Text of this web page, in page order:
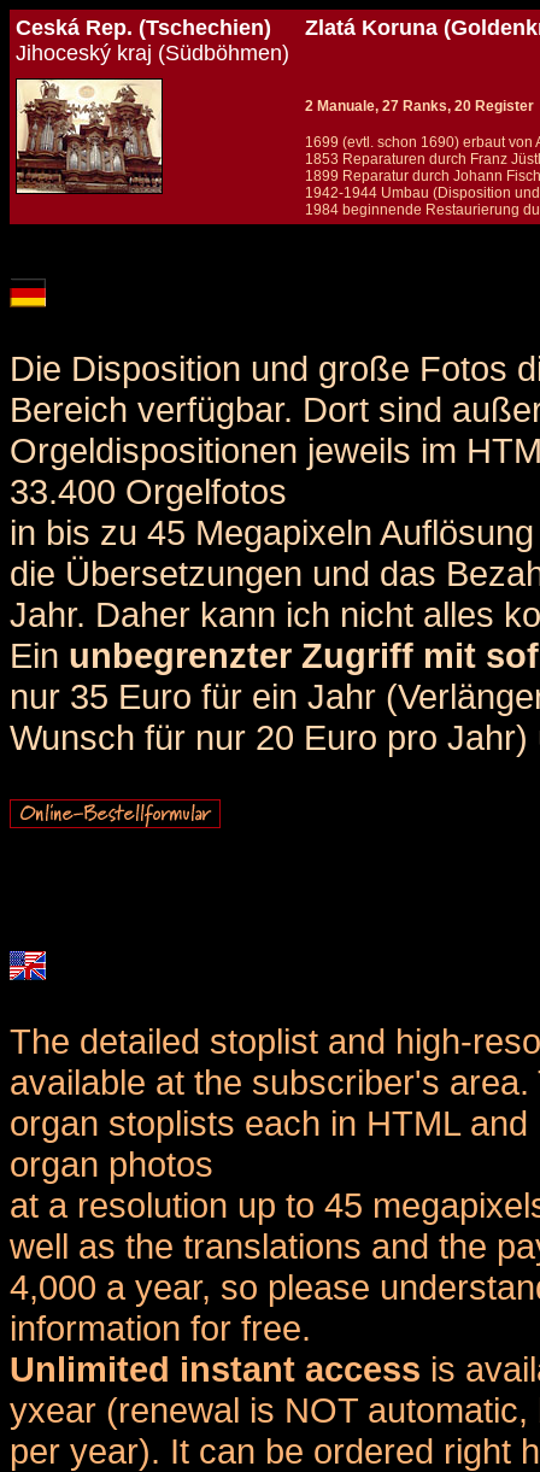
Ceská Rep. (Tschechien)
Jihoceský kraj (Südböhmen)
Zlatá Koruna
2 Manuale, 27 Ranks, 20 Register
1699 (evtl. schon 1690) erbaut von
1853 Reparaturen durch Franz
1899 Reparatur durch Johann
1942-1944 Umbau (Disposition
1984 beginnende Restaurierung
Die Disposition und große Fotos
Bereich verfügbar. Dort sind
Orgeldispositionen jeweils im
33.400 Orgelfotos
in bis zu 45 Megapixeln
die Übersetzungen und das
Jahr. Daher kann ich nicht alles
Ein unbegrenzter Zugriff mit
nur 35 Euro für ein Jahr
Wunsch für nur 20 Euro pro
The detailed stoplist and high-
available at the subscriber's
organ stoplists each in HTML
organ photos
at a resolution up to 45
well as the translations and the
4,000 a year, so please
information for free.
Unlimited instant access is
yxear (renewal is NOT
per year). It can be ordered right